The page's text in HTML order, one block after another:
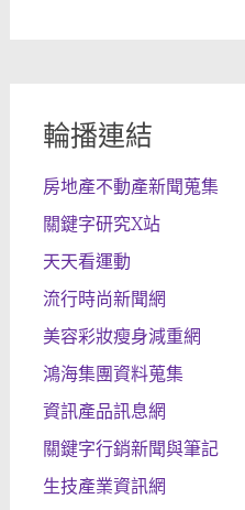
輪播連結
房地產不動產新聞蒐集
關鍵字研究X站
天天看運動
流行時尚新聞網
美容彩妝瘦身減重網
鴻海集團資料蒐集
資訊產品訊息網
關鍵字行銷新聞與筆記
生技產業資訊網